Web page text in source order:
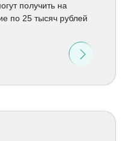
получить на
по 25 тысяч рублей